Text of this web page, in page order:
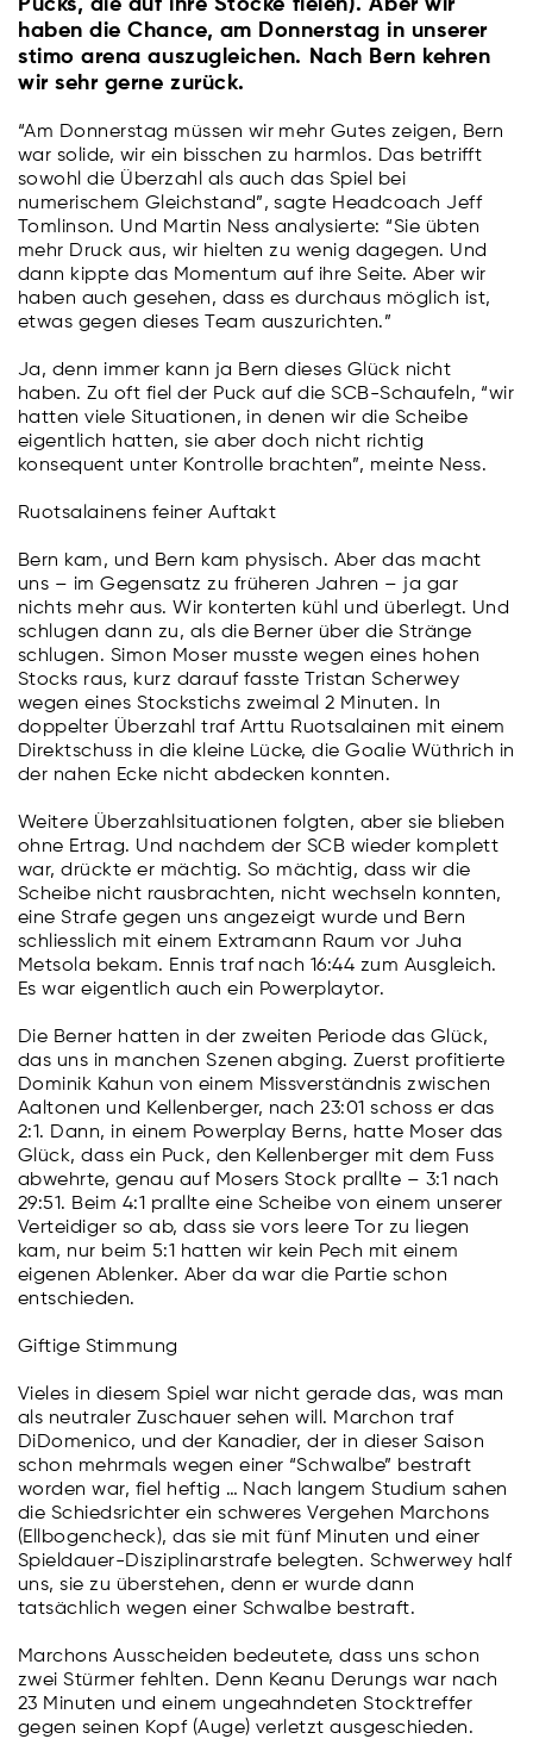
haben die Chance, am Donnerstag in unserer
stimo arena auszugleichen. Nach Bern kehren
wir sehr gerne zurück.
“Am Donnerstag müssen wir mehr Gutes zeigen, Bern
war solide, wir ein bisschen zu harmlos. Das betrifft
sowohl die Überzahl als auch das Spiel bei
numerischem Gleichstand”, sagte Headcoach Jeff
Tomlinson. Und Martin Ness analysierte: “Sie übten
mehr Druck aus, wir hielten zu wenig dagegen. Und
dann kippte das Momentum auf ihre Seite. Aber wir
haben auch gesehen, dass es durchaus möglich ist,
etwas gegen dieses Team auszurichten.”
Ja, denn immer kann ja Bern dieses Glück nicht
haben. Zu oft fiel der Puck auf die SCB-Schaufeln, “wir
hatten viele Situationen, in denen wir die Scheibe
eigentlich hatten, sie aber doch nicht richtig
konsequent unter Kontrolle brachten”, meinte Ness.
Ruotsalainens feiner Auftakt
Bern kam, und Bern kam physisch. Aber das macht
uns – im Gegensatz zu früheren Jahren – ja gar
nichts mehr aus. Wir konterten kühl und überlegt. Und
schlugen dann zu, als die Berner über die Stränge
schlugen. Simon Moser musste wegen eines hohen
Stocks raus, kurz darauf fasste Tristan Scherwey
wegen eines Stockstichs zweimal 2 Minuten. In
doppelter Überzahl traf Arttu Ruotsalainen mit einem
Direktschuss in die kleine Lücke, die Goalie Wüthrich in
der nahen Ecke nicht abdecken konnten.
Weitere Überzahlsituationen folgten, aber sie blieben
ohne Ertrag. Und nachdem der SCB wieder komplett
war, drückte er mächtig. So mächtig, dass wir die
Scheibe nicht rausbrachten, nicht wechseln konnten,
eine Strafe gegen uns angezeigt wurde und Bern
schliesslich mit einem Extramann Raum vor Juha
Metsola bekam. Ennis traf nach 16:44 zum Ausgleich.
Es war eigentlich auch ein Powerplaytor.
Die Berner hatten in der zweiten Periode das Glück,
das uns in manchen Szenen abging. Zuerst profitierte
Dominik Kahun von einem Missverständnis zwischen
Aaltonen und Kellenberger, nach 23:01 schoss er das
2:1. Dann, in einem Powerplay Berns, hatte Moser das
Glück, dass ein Puck, den Kellenberger mit dem Fuss
abwehrte, genau auf Mosers Stock prallte – 3:1 nach
29:51. Beim 4:1 prallte eine Scheibe von einem unserer
Verteidiger so ab, dass sie vors leere Tor zu liegen
kam, nur beim 5:1 hatten wir kein Pech mit einem
eigenen Ablenker. Aber da war die Partie schon
entschieden.
Giftige Stimmung
Vieles in diesem Spiel war nicht gerade das, was man
als neutraler Zuschauer sehen will. Marchon traf
DiDomenico, und der Kanadier, der in dieser Saison
schon mehrmals wegen einer “Schwalbe” bestraft
worden war, fiel heftig … Nach langem Studium sahen
die Schiedsrichter ein schweres Vergehen Marchons
(Ellbogencheck), das sie mit fünf Minuten und einer
Spieldauer-Disziplinarstrafe belegten. Schwerwey half
uns, sie zu überstehen, denn er wurde dann
tatsächlich wegen einer Schwalbe bestraft.
Marchons Ausscheiden bedeutete, dass uns schon
zwei Stürmer fehlten. Denn Keanu Derungs war nach
23 Minuten und einem ungeahndeten Stocktreffer
gegen seinen Kopf (Auge) verletzt ausgeschieden.